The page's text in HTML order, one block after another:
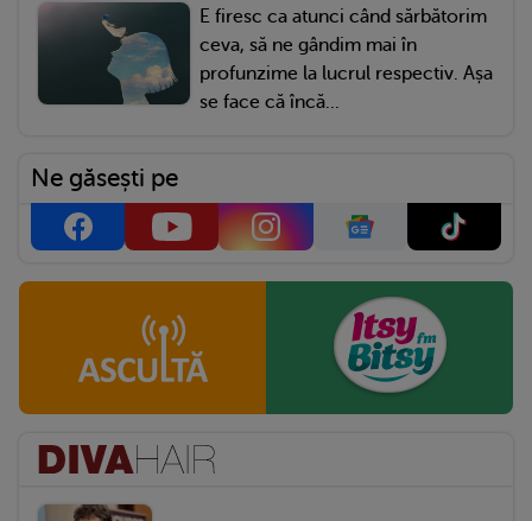
E firesc ca atunci când sărbătorim
ceva, să ne gândim mai în
profunzime la lucrul respectiv. Așa
se face că încă...
Ne găsești pe